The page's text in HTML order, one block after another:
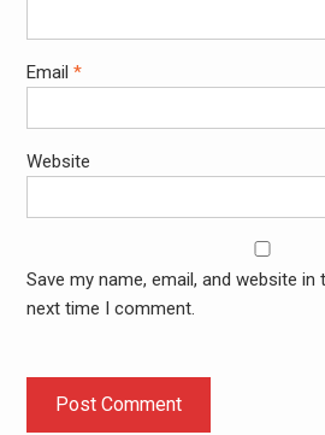
Email *
Website
Save my name, email, and website
next time I comment.